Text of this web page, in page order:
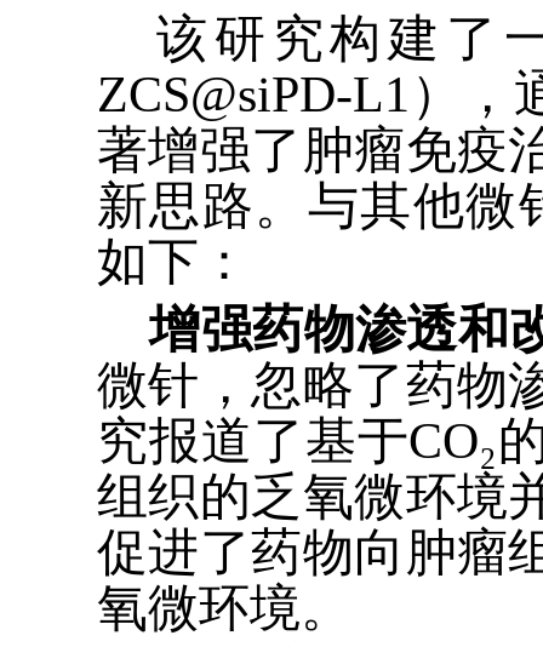
该研究构建了
ZCS@siPD-L1 ），
著增强了肿瘤免疫
新思路。 与其他微
如下：
增强药物渗透和
微针，忽略了药物
究报道了基于CO₂
组织的乏氧微环境
促进了药物向肿瘤
氧微环境。